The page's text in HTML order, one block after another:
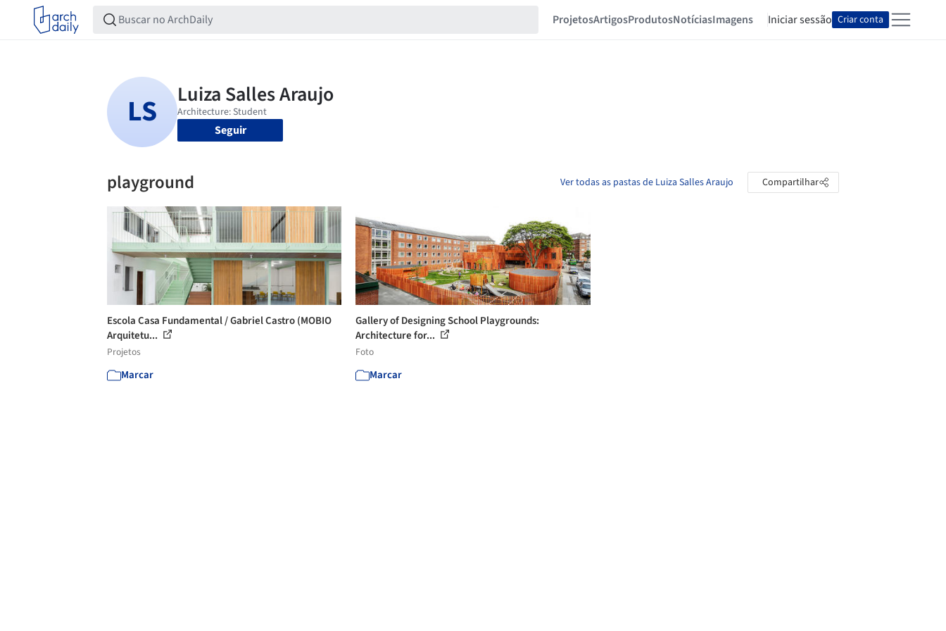
ProjetosArtigosProdutosNotíciasImagens Iniciar sessão Criar conta
Seguir
playground Ver todas as pastas de Luiza Salles Araujo Compartilhar
Escola Casa Fundamental / Gabriel Castro (MOBIO
Arquitetu...
Projetos
Marcar
Gallery of Designing School Playgrounds:
Architecture for...
Foto
Marcar